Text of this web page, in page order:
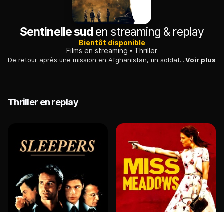
Sentinelle sud en streaming & replay
Bientôt disponible
Films en streaming
Thriller
De retour après une mission en Afghanistan, un soldat tente de retrouver une vie normale. Mais il se retrouve malgré lui mêlé à un trafic de drogue.Voir plus
Thriller en replay